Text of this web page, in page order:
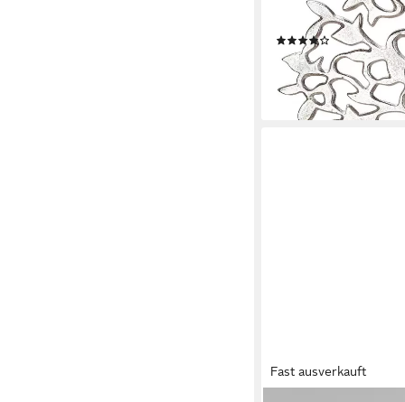
Wohnzimmer
(2)
ab 61,84 € UVP 87,95 €
-30%
lieferbar - in 2-3
Fast ausverkauft